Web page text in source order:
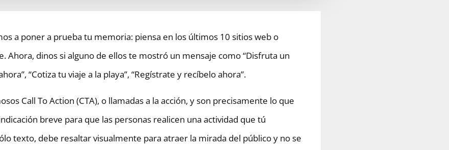
a poner a prueba tu memoria: piensa en los últimos 10 sitios web o
Ahora, dinos si alguno de ellos te mostró un mensaje como “Disfruta un
“Cotiza tu viaje a la playa”, “Regístrate y recíbelo ahora”.
Call To Action (CTA), o llamadas a la acción, y son precisamente lo que
breve para que las personas realicen una actividad que tú
texto, debe resaltar visualmente para atraer la mirada del público y no se